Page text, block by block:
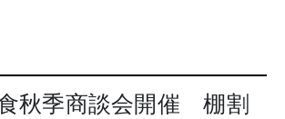
秋季商談会開催 棚割